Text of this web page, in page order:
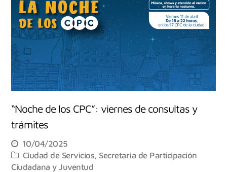
“Noche de los CPC”: viernes de consultas y
trámites
10/04/2025
Ciudad de Servicios Secretaría de Participación
Ciudadana y Juventud